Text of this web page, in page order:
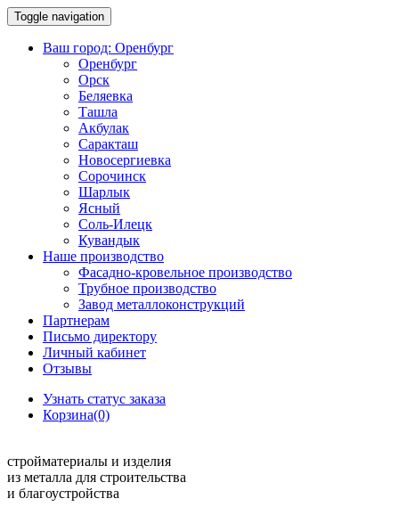
Toggle navigation
Ваш город: Оренбург
Оренбург
Орск
Беляевка
Ташла
Акбулак
Саракташ
Новосергиевка
Сорочинск
Шарлык
Ясный
Соль-Илецк
Кувандык
Наше производство
Фасадно-кровельное производство
Трубное производство
Завод металлоконструкций
Партнерам
Письмо директору
Личный кабинет
Отзывы
Узнать статус заказа
Корзина(0)
стройматериалы и изделия
из металла для строительства
и благоустройства